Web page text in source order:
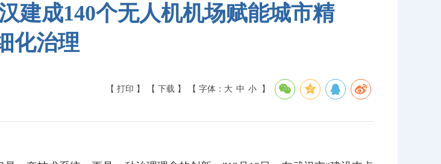
建成140个无人机机场赋能城市精
化治理
【 打印 】 【 下载 】 【 字体： 大 中 小 】